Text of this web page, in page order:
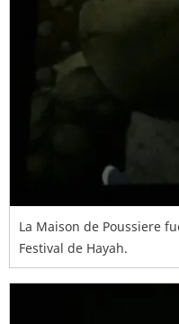
La Maison de Poussiere
Festival de Hayah.